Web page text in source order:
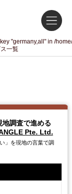
"germany,all" in /
一覧
地調査で進める
Pte. Ltd.
」を現地の言葉で調